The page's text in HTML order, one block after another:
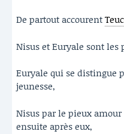
De partout accourent
Nisus et Euryale sont les
Euryale qui se distingue
jeunesse,
Nisus par le pieux amour
ensuite après eux,